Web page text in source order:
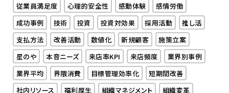
従業員満足度
心理的安全性 感動体験
感情労働
成功事例
技術 投資 投資対効果 採用活動
推し活
支払方法
改善活動 数値化 新規顧客
施策立案
星のや
本音ニーズ 来店率KPI 来店頻度
業界別事例
業界平均
界隈消費 目標管理効率化
短期間改善
社内リソース
福利厚生 組織マネジメント
組織変革